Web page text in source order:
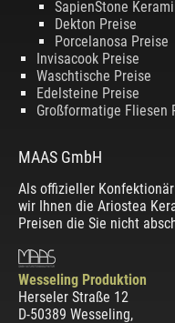
SapienStone
Dekton Preise
Porcelanosa Preise
Invisacook Preise
Waschtische Preise
Edelsteine Preise
Großformatige Fliesen
MAAS GmbH
Als offizieller
wir Ihnen die Ariostea
Preisen die Sie nicht
Wesseling Produktion
Herseler Straße 12
D-50389 Wesseling,